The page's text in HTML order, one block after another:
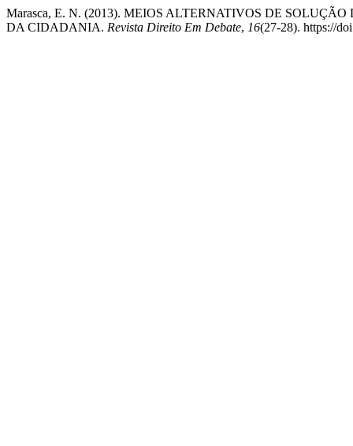
Marasca, E. N. (2013). MEIOS ALTERNATIVOS DE
DA CIDADANIA. Revista Direito Em Debate, 16(27-28). https://